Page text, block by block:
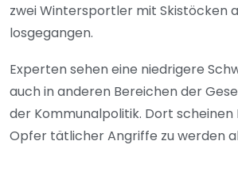
zwei Wintersportler mit Skistöcken
losgegangen.
Experten sehen eine niedrigere
auch in anderen Bereichen der
der Kommunalpolitik. Dort
Opfer tätlicher Angriffe zu werden